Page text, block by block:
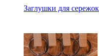
Заглушки для сережок